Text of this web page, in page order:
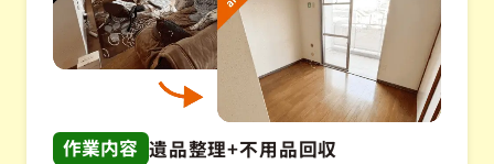
作業内容 遺品整理+不用品回収